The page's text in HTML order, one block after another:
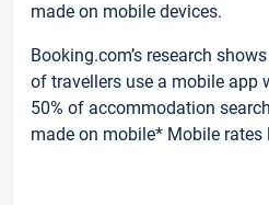
made on mobile devices.
Booking.com’s research
of travellers use a mobile app
50% of accommodation
made on mobile* Mobile rates